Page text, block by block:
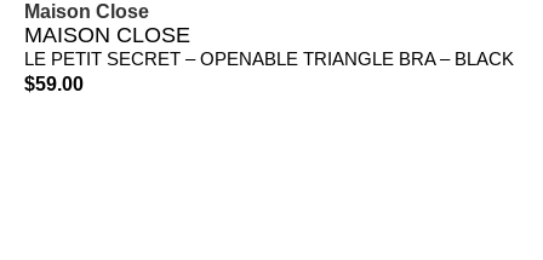
Maison Close
MAISON CLOSE
LE PETIT SECRET – OPENABLE TRIANGLE BRA – BLACK
$59.00